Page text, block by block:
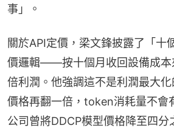
事」。
關於API定價，梁文鋒披露了「十
價邏輯——按十個月收回設備成本
倍利潤。他強調這不是利潤最大
價格再翻一倍，token消耗量不會
公司曾將DDCP模型價格降至四分